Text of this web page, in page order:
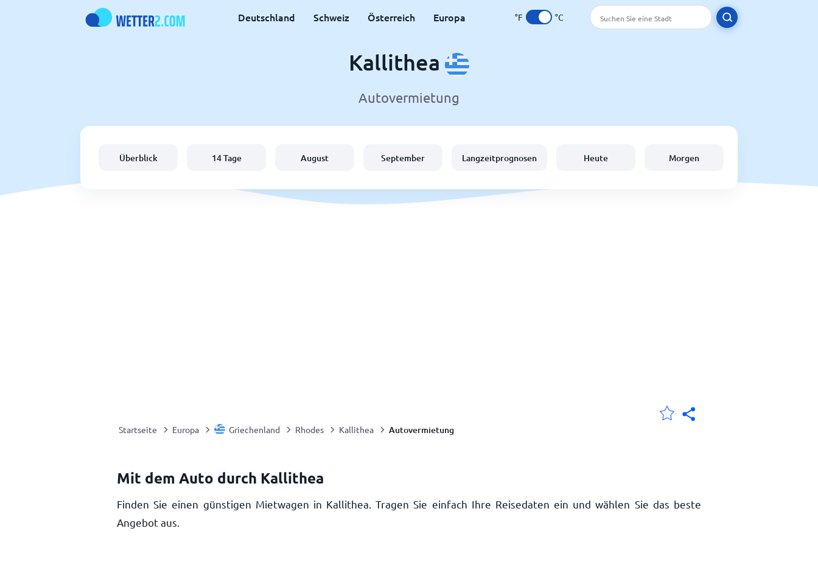
Deutschland Schweiz Österreich Europa °F °C
Kallithea
Autovermietung
Überblick 14 Tage August September Langzeitprognosen Heute Morgen
Startseite Europa Griechenland Rhodes Kallithea Autovermietung
Mit dem Auto durch Kallithea
Finden Sie einen günstigen Mietwagen in Kallithea. Tragen Sie einfach Ihre Reisedaten ein und wählen Sie das beste
Angebot aus.